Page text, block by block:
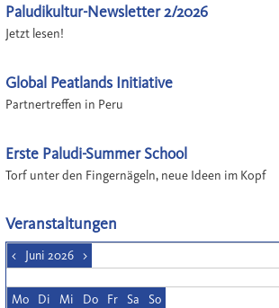
Paludikultur-Newsletter 2/2026
Jetzt lesen!
Global Peatlands Initiative
Partnertreffen in Peru
Erste Paludi-Summer School
Torf unter den Fingernägeln, neue Ideen im Kopf
Veranstaltungen
< Juni 2026 >
Mo Di Mi Do Fr Sa So